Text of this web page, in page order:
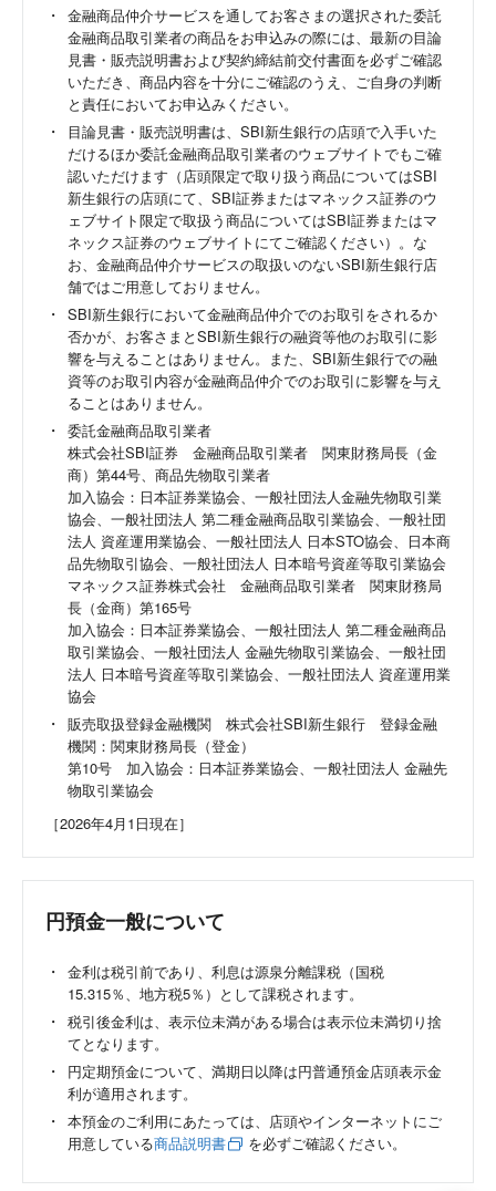
金融商品仲介サービスを通してお客さまの選択された委託
金融商品取引業者の商品をお申込みの際には、最新の目論
見書・販売説明書および契約締結前交付書面を必ずご確認
いただき、商品内容を十分にご確認のうえ、ご自身の判断
と責任においてお申込みください。
目論見書・販売説明書は、SBI新生銀行の店頭で入手いた
だけるほか委託金融商品取引業者のウェブサイトでもご確
認いただけます（店頭限定で取り扱う商品についてはSBI
新生銀行の店頭にて、SBI証券またはマネックス証券のウ
ェブサイト限定で取扱う商品についてはSBI証券またはマ
ネックス証券のウェブサイトにてご確認ください）。な
お、金融商品仲介サービスの取扱いのないSBI新生銀行店
舗ではご用意しておりません。
SBI新生銀行において金融商品仲介でのお取引をされるか
否かが、お客さまとSBI新生銀行の融資等他のお取引に影
響を与えることはありません。また、SBI新生銀行での融
資等のお取引内容が金融商品仲介でのお取引に影響を与え
ることはありません。
委託金融商品取引業者
株式会社SBI証券 金融商品取引業者 関東財務局長（金
商）第44号、商品先物取引業者
加入協会：日本証券業協会、一般社団法人金融先物取引業
協会、一般社団法人 第二種金融商品取引業協会、一般社団
法人 資産運用業協会、一般社団法人 日本STO協会、日本商
品先物取引協会、一般社団法人 日本暗号資産等取引業協会
マネックス証券株式会社 金融商品取引業者 関東財務局
長（金商）第165号
加入協会：日本証券業協会、一般社団法人 第二種金融商品
取引業協会、一般社団法人 金融先物取引業協会、一般社団
法人 日本暗号資産等取引業協会、一般社団法人 資産運用業
協会
販売取扱登録金融機関 株式会社SBI新生銀行 登録金融
機関：関東財務局長（登金）
第10号 加入協会：日本証券業協会、一般社団法人 金融先
物取引業協会
［2026年4月1日現在］
円預金一般について
金利は税引前であり、利息は源泉分離課税（国税
15.315％、地方税5％）として課税されます。
税引後金利は、表示位未満がある場合は表示位未満切り捨
てとなります。
円定期預金について、満期日以降は円普通預金店頭表示金
利が適用されます。
本預金のご利用にあたっては、店頭やインターネットにご
用意している商品説明書 を必ずご確認ください。